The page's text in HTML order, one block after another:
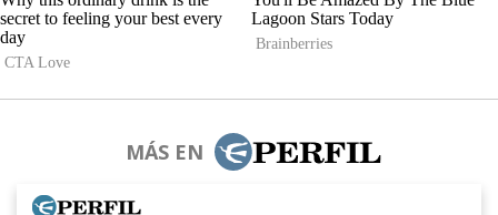
MÁS EN